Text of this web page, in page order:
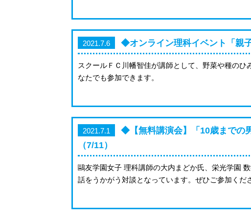
2021.7.6 ◆オンライン理科イベント「親
スクールＦＣ川幡智佳が講師として、野菜や種の
なたでも参加できます。
2021.7.1
◆【無料講演会】「10歳までの
（7/11）
鷗友学園女子 理科講師の大内まどか氏、栄光学園
話をうかがう対談となっています。ぜひご参加くだ